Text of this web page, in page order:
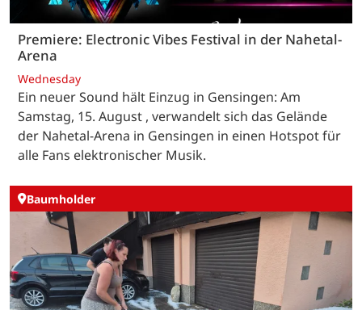
Premiere: Electronic Vibes Festival in der Nahetal-
Arena
Wednesday
Ein neuer Sound hält Einzug in Gensingen: Am
Samstag, 15. August , verwandelt sich das Gelände
der Nahetal-Arena in Gensingen in einen Hotspot für
alle Fans elektronischer Musik.
Baumholder